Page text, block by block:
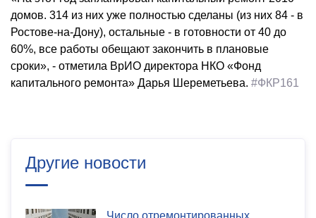
домов. 314 из них уже полностью сделаны (из них 84 - в
Ростове-на-Дону), остальные - в готовности от 40 до
60%, все работы обещают закончить в плановые
сроки», - отметила ВрИО директора НКО «Фонд
капитального ремонта» Дарья Шереметьева. #ФКР161
Другие новости
Число отремонтированных